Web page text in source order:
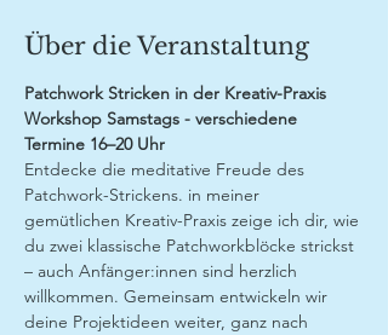
Über die Veranstaltung
Patchwork Stricken in der Kreativ-Praxis
Workshop Samstags - verschiedene
Termine 16–20 Uhr
Entdecke die meditative Freude des
Patchwork-Strickens. in meiner
gemütlichen Kreativ-Praxis zeige ich dir, wie
du zwei klassische Patchworkblöcke strickst
– auch Anfänger:innen sind herzlich
willkommen. Gemeinsam entwickeln wir
deine Projektideen weiter, ganz nach